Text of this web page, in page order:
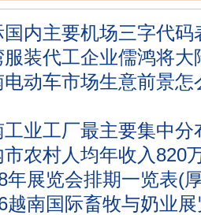
国内主要机场三字代码
服装代工企业儒鸿将
电动车市场生意前景
工业工厂最主要集中分
市农村人均年收入820
年展览会排期一览表(
越南国际畜牧与奶业